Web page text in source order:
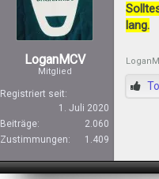
LoganMCV
Mitglied
Registriert seit:
1. Juli 2020
Beiträge:
2.060
Zustimmungen:
1.409
lang.